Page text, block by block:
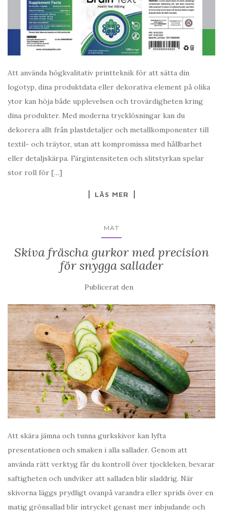
Att använda högkvalitativ printteknik för att sätta din
logotyp, dina produktdata eller dekorativa element på olika
ytor kan höja både upplevelsen och trovärdigheten kring
dina produkter. Med moderna trycklösningar kan du
dekorera allt från plastdetaljer och metallkomponenter till
textil- och träytor, utan att kompromissa med hållbarhet
eller detaljskärpa. Färgintensiteten och slitstyrkan spelar
stor roll för […]
LÄS MER
MAT
Skiva fräscha gurkor med precision
för snygga sallader
Publicerat den
Att skära jämna och tunna gurkskivor kan lyfta
presentationen och smaken i alla sallader. Genom att
använda rätt verktyg får du kontroll över tjockleken, bevarar
saftigheten och undviker att salladen blir sladdrig. När
skivorna läggs prydligt ovanpå varandra eller sprids över en
matig grönsallad blir intrycket genast mer inbjudande och